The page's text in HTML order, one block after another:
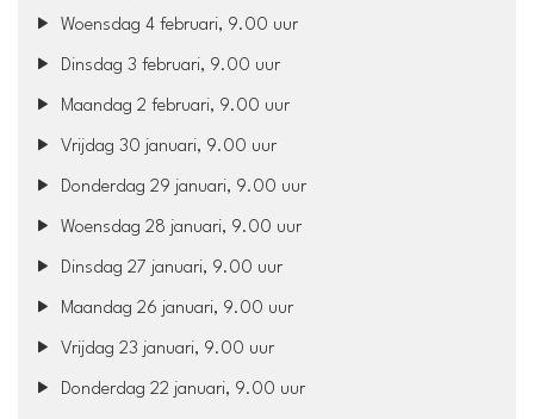
Woensdag 4 februari, 9.00 uur
Dinsdag 3 februari, 9.00 uur
Maandag 2 februari, 9.00 uur
Vrijdag 30 januari, 9.00 uur
Donderdag 29 januari, 9.00 uur
Woensdag 28 januari, 9.00 uur
Dinsdag 27 januari, 9.00 uur
Maandag 26 januari, 9.00 uur
Vrijdag 23 januari, 9.00 uur
Donderdag 22 januari, 9.00 uur